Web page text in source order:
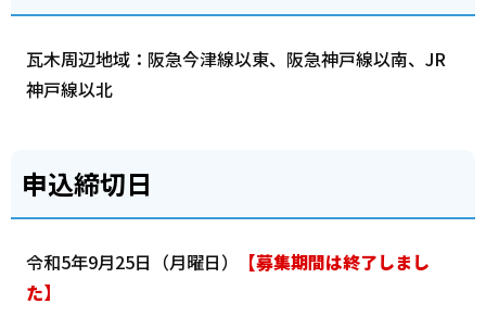
瓦木周辺地域：阪急今津線以東、阪急神戸線以南、JR
神戸線以北
申込締切日
令和5年9月25日（月曜日）
【募集期間は終了しまし
た】